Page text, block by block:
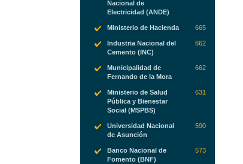
Nacional de
Electricidad (ANDE)
Ministerio de Hacienda 665
Industria Nacional del
Cemento (INC)
662
Municipalidad de
Fernando de la Mora
662
Ministerio de Salud
Pública y Bienestar
Social (MSPBS)
631
Universidad Nacional
de Asunción
590
Banco Nacional de
Fomento (BNF)
573